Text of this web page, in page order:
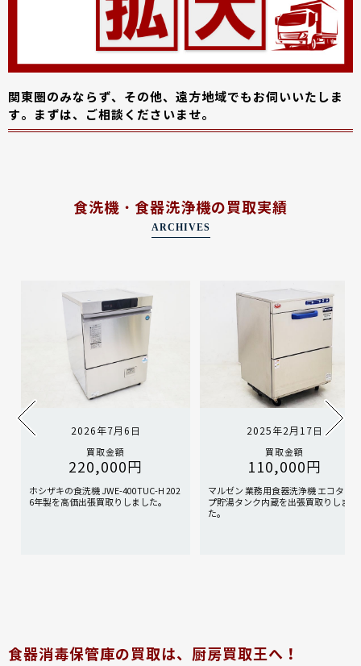
関東圏のみならず、その他、遠方地域でもお伺いいたしま
す。まずは、ご相談くださいませ。
食洗機・食器洗浄機の買取実績
ARCHIVES
2026年7月6日
買取金額
220,000円
ホシザキの食洗機 JWE-400TUC-H 202
6年製を高価出張買取りしました。
2025年2月17日
買取金額
110,000円
マルゼン 業務用食器洗浄機 エコタイ
プ貯湯タンク内蔵を出張買取りしまし
た。
食器消毒保管庫の買取は、厨房買取王へ！